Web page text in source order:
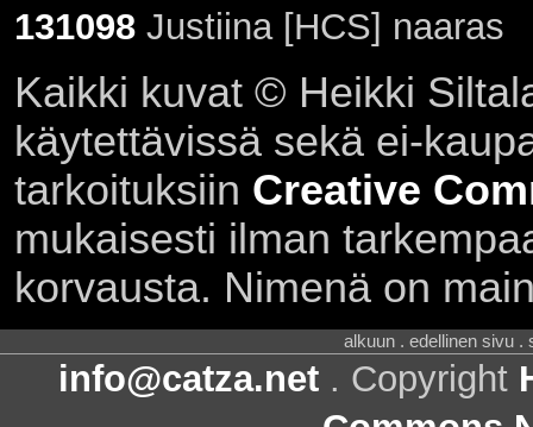
131098Justiina [HCS] naaras
Kaikki kuvat © Heikki
käytettävissä sekä ei-
tarkoituksiin Creative
mukaisesti ilman
korvausta. Nimenä on
alkuun . edellinen sivu .
info@catza.net . Copyright